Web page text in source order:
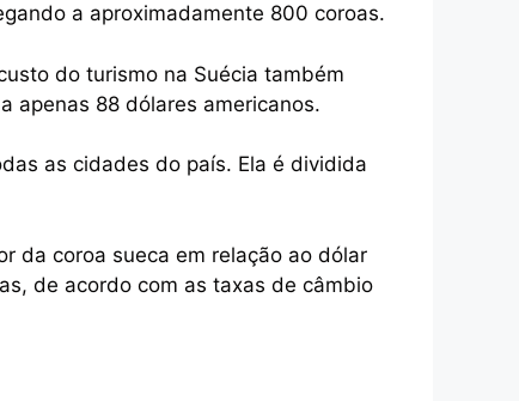
a aproximadamente 800 coroas.
do turismo na Suécia também
apenas 88 dólares americanos.
as cidades do país. Ela é dividida
da coroa sueca em relação ao dólar
de acordo com as taxas de câmbio